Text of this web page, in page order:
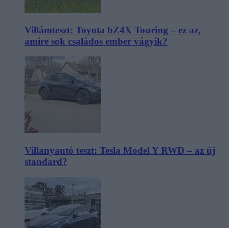
Villámteszt: Toyota bZ4X Touring – ez az,
amire sok családos ember vágyik?
Villanyautó teszt: Tesla Model Y RWD – az új
standard?